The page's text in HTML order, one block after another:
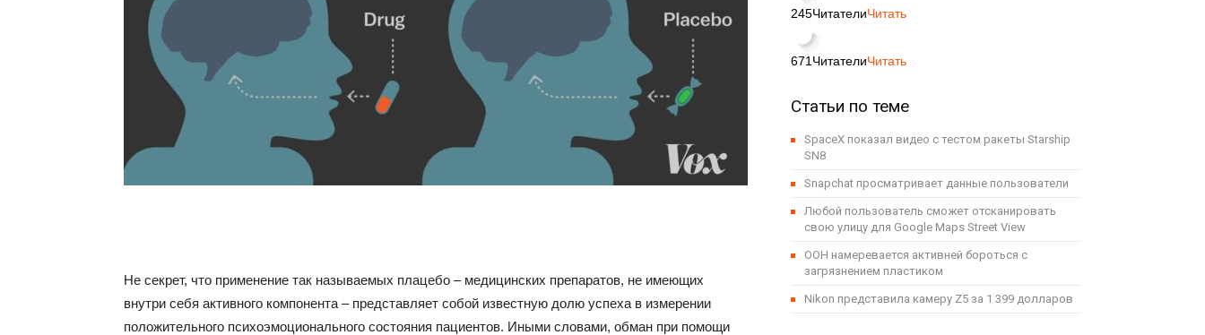
Не секрет, что применение так называемых плацебо – медицинских препаратов, не имеющих
внутри себя активного компонента – представляет собой известную долю успеха в измерении
положительного психоэмоционального состояния пациентов. Иными словами, обман при помощи
245ЧитателиЧитать
671 ЧитателиЧитать
Статьи по теме
SpaceX показал видео с тестом ракеты Starship
SN8
Snapchat просматривает данные пользователи
Любой пользователь сможет отсканировать
свою улицу для Google Maps Street View
ООН намеревается активней бороться с
загрязнением пластиком
Nikon представила камеру Z5 за 1 399 долларов